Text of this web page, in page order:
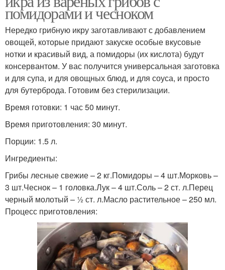
помидорами и чесноком
Нередко грибную икру заготавливают с добавлением
овощей, которые придают закуске особые вкусовые
нотки и красивый вид, а помидоры (их кислота) будут
консервантом. У вас получится универсальная заготовка
и для супа, и для овощных блюд, и для соуса, и просто
для бутерброда. Готовим без стерилизации.
Время готовки: 1 час 50 минут.
Время приготовления: 30 минут.
Порции: 1.5 л.
Ингредиенты:
Грибы лесные свежие – 2 кг.Помидоры – 4 шт.Морковь –
3 шт.Чеснок – 1 головка.Лук – 4 шт.Соль – 2 ст. л.Перец
черный молотый – ½ ст. л.Масло растительное – 250 мл.
Процесс приготовления: